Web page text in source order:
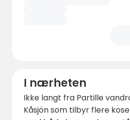
I nærheten
Ikke langt fra Partille
Kåsjön som tilbyr flere